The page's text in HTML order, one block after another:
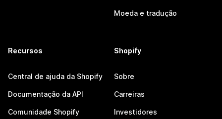
Moeda e tradução
Recursos
Central de ajuda da Shopify
Documentação da API
Comunidade Shopify
Shopify
Sobre
Carreiras
Investidores